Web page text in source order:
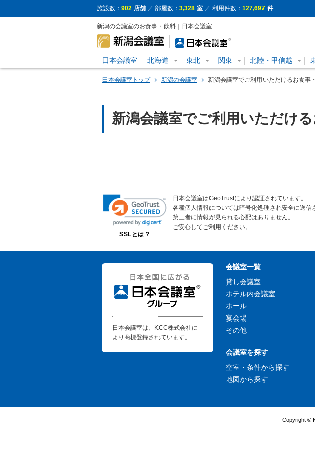
施設数： 902 店舗 ／ 部屋数： 3,328 室 ／ 利用件数： 127,697 件
新潟の会議室のお食事・飲料｜日本会議室
日本会議室 北海道 東北 関東 北陸・甲信越
日本会議室トップ 新潟の会議室 新潟会議室でご利用いただけるお食事
新潟会議室でご利用いただけ
SSLとは？
日本会議室はGeoTrustにより認証されています。
各種個人情報については暗号化処理され安全に送信
第三者に情報が見られる心配はありません。
ご安心してご利用ください。
日本会議室は、KCC株式会社に
より商標登録されています。
会議室一覧
貸し会議室
ホテル内会議室
ホール
宴会場
その他
会議室を探す
空室・条件から探す
地図から探す
Copyright ©